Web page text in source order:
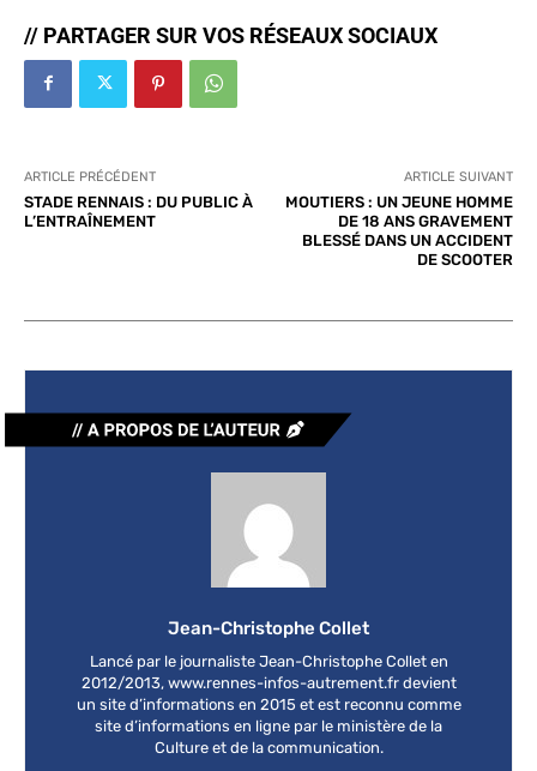
// PARTAGER SUR VOS RÉSEAUX SOCIAUX
ARTICLE PRÉCÉDENT
STADE RENNAIS : DU PUBLIC À
L’ENTRAÎNEMENT
ARTICLE SUIVANT
MOUTIERS : UN JEUNE HOMME
DE 18 ANS GRAVEMENT
BLESSÉ DANS UN ACCIDENT
DE SCOOTER
Jean-Christophe Collet
Lancé par le journaliste Jean-Christophe Collet en
2012/2013, www.rennes-infos-autrement.fr devient
un site d’informations en 2015 et est reconnu comme
site d’informations en ligne par le ministère de la
Culture et de la communication.